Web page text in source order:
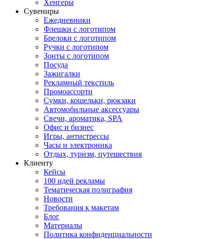
Хенгеры
Сувениры
Ежедневники
Флешки с логотипом
Брелоки с логотипом
Ручки с логотипом
Зонты с логотипом
Посуда
Зажигалки
Рекламный текстиль
Промоассорти
Сумки, кошельки, рюкзаки
Автомобильные аксессуары
Свечи, ароматика, SPA
Офис и бизнес
Игры, антистрессы
Часы и электроника
Отдых, туризм, путешествия
Клиенту
Кейсы
100 идей рекламы
Тематическая полиграфия
Новости
Требования к макетам
Блог
Материалы
Политика конфиденциальности